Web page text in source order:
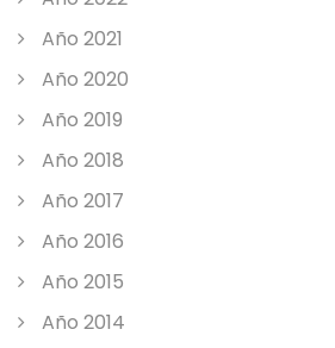
Año 2021
Año 2020
Año 2019
Año 2018
Año 2017
Año 2016
Año 2015
Año 2014